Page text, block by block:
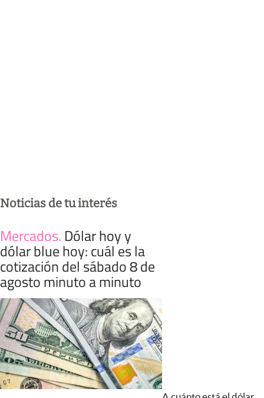
Noticias de tu interés
Mercados. Dólar hoy y
dólar blue hoy: cuál es la
cotización del sábado 8 de
agosto minuto a minuto